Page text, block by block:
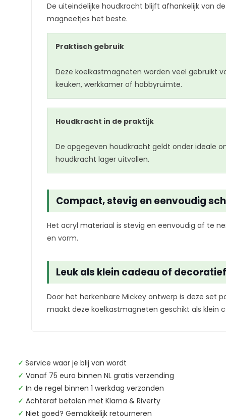
De uiteindelijke houdkracht blijft afhankelijk van
magneetjes het beste.
Praktisch gebruik
Deze koelkastmagneten worden veel gebruikt
keuken, werkkamer of hobbyruimte.
Houdkracht in de praktijk
De opgegeven houdkracht geldt onder ideale
houdkracht lager uitvallen.
Compact, stevig en eenvoudig
Het acryl materiaal is stevig en eenvoudig af te
en vorm.
Leuk als klein cadeau of
Door het herkenbare Mickey ontwerp is deze set
maakt deze koelkastmagneten geschikt als klein
✓ Service waar je blij van wordt
✓ Vanaf 75 euro binnen NL gratis verzending
✓ In de regel binnen 1 werkdag verzonden
✓ Achteraf betalen met Klarna & Riverty
✓ Niet goed? Gemakkelijk retourneren